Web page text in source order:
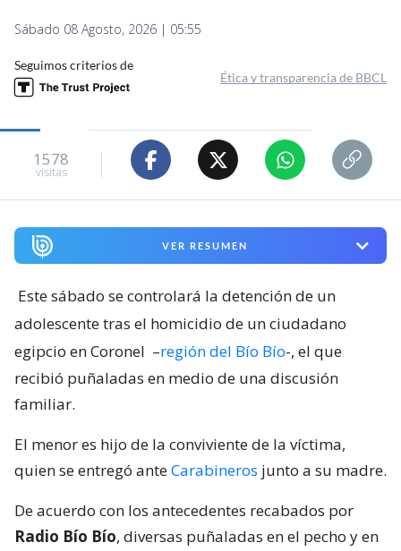
Sábado 08 Agosto, 2026 | 05:55
Seguimos criterios de
Ética y transparencia de BBCL
1578
visitas
VER RESUMEN
Este sábado se controlará la detención de un
adolescente tras el homicidio de un ciudadano
egipcio en Coronel –región del Bío Bío-, el que
recibió puñaladas en medio de una discusión
familiar.
El menor es hijo de la conviviente de la víctima,
quien se entregó anteCarabineros junto a su madre.
De acuerdo con los antecedentes recabados por
Radio Bío Bío, diversas puñaladas en el pecho y en